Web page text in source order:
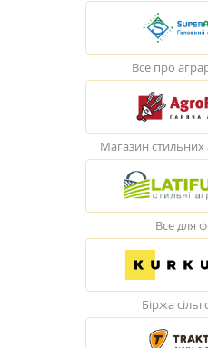
Все про
Магазин
Все для
Біржа